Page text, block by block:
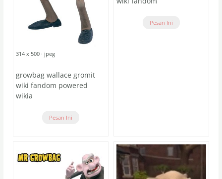
314 x 500 · jpeg
growbag wallace gromit
wiki fandom powered
wikia
Pesan Ini
Pesan Ini